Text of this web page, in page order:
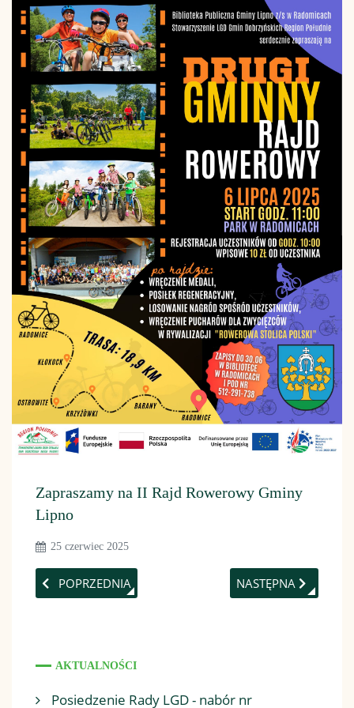
Zapraszamy na II Rajd Rowerowy Gminy
Lipno
25 czerwiec 2025
POPRZEDNIA STRONA: ZA NAMI SPOTKANIE
POPRZEDNIA NASTĘPNA
NASTĘPNA
AKTUALNOŚCI
Posiedzenie Rady LGD - nabór nr